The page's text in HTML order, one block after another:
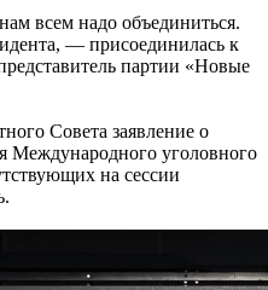
всем надо объединиться.
— присоединилась к
партии «Новые
Совета заявление о
уголовного
на сессии